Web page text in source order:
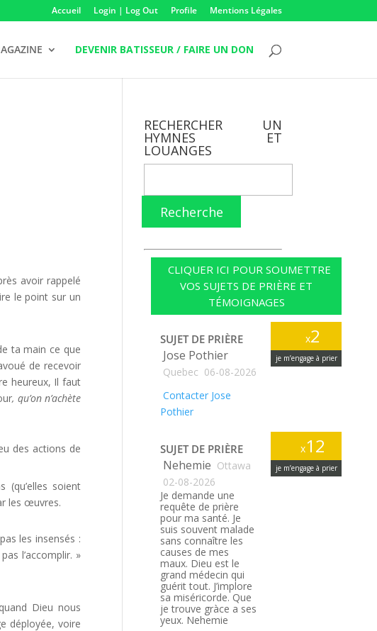
Accueil Login | Log Out Profile Mentions Légales
DEVENIR BATISSEUR / FAIRE UN DON
avoir rappelé
le point sur un
ta main ce que
de recevoir
heureux, Il faut
, qu’on n’achète
des actions de
soient
les œuvres.
les insensés :
l’accomplir. »
Dieu nous
déployée, voire
RECHERCHER UN
HYMNES ET
LOUANGES
Recherche
CLIQUER ICI POUR SOUMETTRE
VOS SUJETS DE PRIÈRE ET
TÉMOIGNAGES
x2
je m’engage à prier
SUJET DE PRIÈRE
Jose Pothier
Quebec 06-08-2026
Contacter Jose
Pothier
x12
je m’engage à prier
SUJET DE PRIÈRE
Nehemie Ottawa
02-08-2026
Je demande une
requête de prière
pour ma santé. Je
suis souvent malade
sans connaître les
causes de mes
maux. Dieu est le
grand médecin qui
guérit tout. J’implore
sa miséricorde. Que
je trouve gràce a ses
yeux. Nehemie